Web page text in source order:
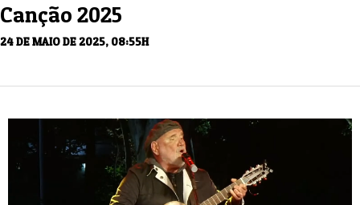
Canção 2025
24 DE MAIO DE 2025, 08:55H